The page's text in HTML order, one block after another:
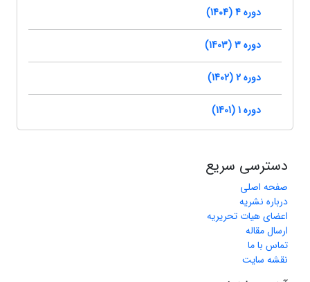
دوره 4 (1404)
دوره 3 (1403)
دوره 2 (1402)
دوره 1 (1401)
دسترسی سریع
صفحه اصلی
درباره نشریه
اعضای هیات تحریریه
ارسال مقاله
تماس با ما
نقشه سایت